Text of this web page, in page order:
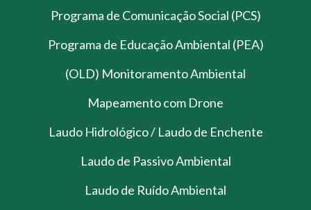
Programa de Comunicação Social (PCS)
Programa de Educação Ambiental (PEA)
(OLD) Monitoramento Ambiental
Mapeamento com Drone
Laudo Hidrológico / Laudo de Enchente
Laudo de Passivo Ambiental
Laudo de Ruído Ambiental